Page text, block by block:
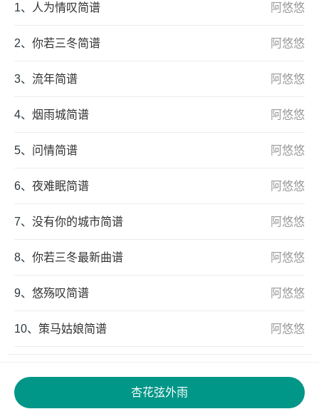
阿悠悠
1、 人为情叹简谱
阿悠悠
2、 你若三冬简谱
阿悠悠
3、 流年简谱
阿悠悠
4、 烟雨城简谱
阿悠悠
5、 问情简谱
阿悠悠
6、 夜难眠简谱
阿悠悠
7、 没有你的城市简谱
阿悠悠
8、 你若三冬最新曲谱
阿悠悠
9、 悠殇叹简谱
阿悠悠
10、 策马姑娘简谱
杏花弦外雨